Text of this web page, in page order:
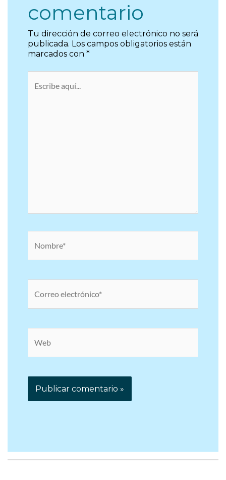
comentario
Tu dirección de correo electrónico no será
publicada. Los campos obligatorios están
marcados con *
electrónico*